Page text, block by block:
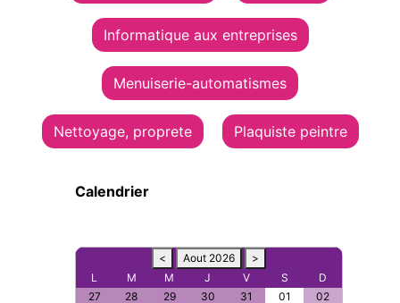
Informatique aux entreprises
Menuiserie-automatismes
Nettoyage, proprete Plaquiste peintre
Calendrier
< Aout 2026
>
L
M M J V S
D
27
28 29 30 31 01 02